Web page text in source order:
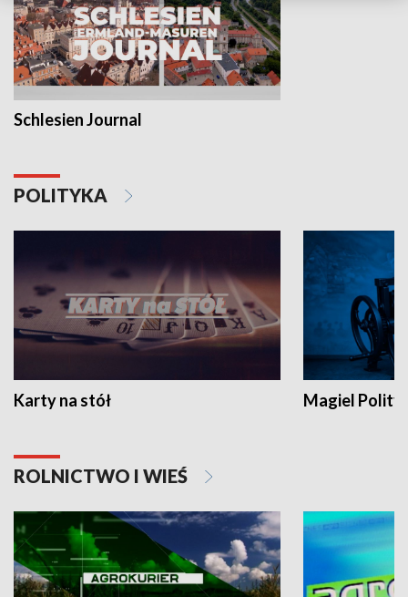
Schlesien Journal
POLITYKA
Karty na stół Magiel
ROLNICTWO I WIEŚ